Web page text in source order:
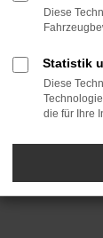
Datenschutz
Straße 1 |
Diese
Statistik
Diese
die für Ihre